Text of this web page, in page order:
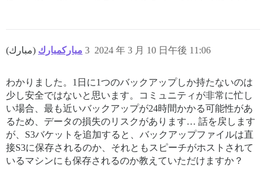
مباركمبارك 2024 年 3 月 10 日午後 11:06
3
わかりました。1日に1つのバックアップしか持たないのは
少し安全ではないと思います。コミュニティが非常に忙し
い場合、最も近いバックアップが24時間かかる可能性があ
るため、データの損失のリスクがあります… 話を戻します
が、S3バケットを追加すると、バックアップファイルは直
接S3に保存されるのか、それともスピーチがホストされて
いるマシンにも保存されるのか教えていただけますか？